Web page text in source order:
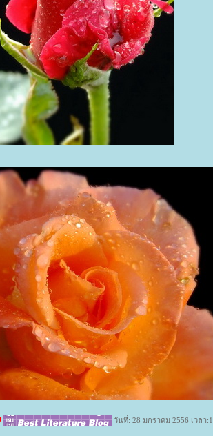
วันที่: 28 มกราคม 2556 เวลา